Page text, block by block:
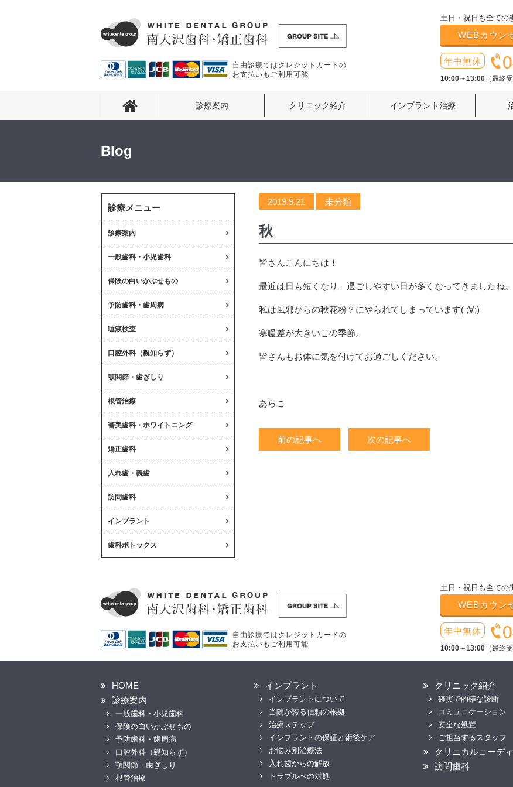
自由診療ではクレジットカードの
お支払いもご利用可能
土日・祝日も全ての
WEBカウン
年中無休
10:00～13:00 （最終
診療案内 クリニック紹介 インプラント治療
Blog
2019.9.21 未分類
秋
皆さんこんにちは！
最近は日も短くなり、過ごしやすい日が多くなってきましたね。
私は風邪からの秋花粉？にやられてしまっています( ;∀;)
寒暖差が大きいこの季節。
皆さんもお体に気を付けてお過ごしください。
あらこ
前の記事へ 次の記事へ
診療メニュー
診療案内
一般歯科・小児歯科
保険の白いかぶせもの
予防歯科・歯周病
唾液検査
口腔外科（親知らず）
顎関節・歯ぎしり
根管治療
審美歯科・ホワイトニング
矯正歯科
入れ歯・義歯
訪問歯科
インプラント
歯科ボトックス
自由診療ではクレジットカードの
お支払いもご利用可能
土日・祝日も全ての
WEBカウン
年中無休
10:00～13:00 （最終
HOME
診療案内
一般歯科・小児歯科
保険の白いかぶせもの
予防歯科・歯周病
口腔外科（親知らず）
顎関節・歯ぎしり
根管治療
インプラント
インプラントについて
当院が誇る信頼の根拠
治療ステップ
インプラントの保証と術後ケア
お悩み別治療法
入れ歯からの解放
トラブルへの対処
クリニック紹介
確実で的確な診断
コミュニケーション
安全な処置
ご担当するスタッフ
クリニカルコーデ
訪問歯科